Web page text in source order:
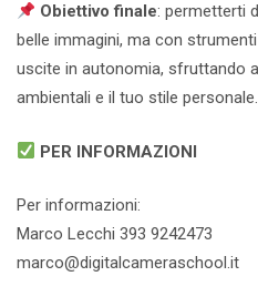
Obiettivo finale: permetterti
belle immagini, ma con
uscite in autonomia, sfruttando
ambientali e il tuo stile personale.
PER INFORMAZIONI
Per informazioni:
Marco Lecchi 393 9242473
marco@digitalcameraschool.it